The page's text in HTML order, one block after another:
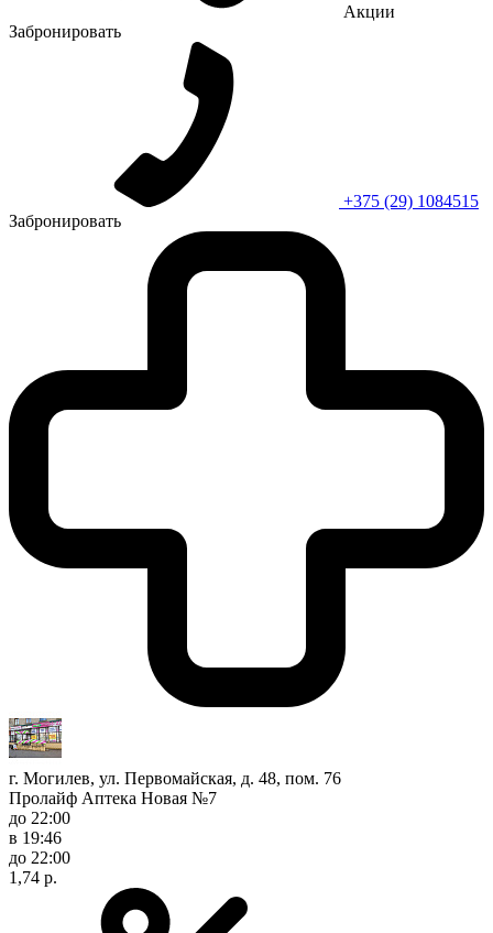
Акции
Забронировать
+375 (29) 1084515
Забронировать
г. Могилев, ул. Первомайская, д. 48, пом. 76
Пролайф Аптека Новая №7
до 22:00
в 19:46
до 22:00
1,74 р.